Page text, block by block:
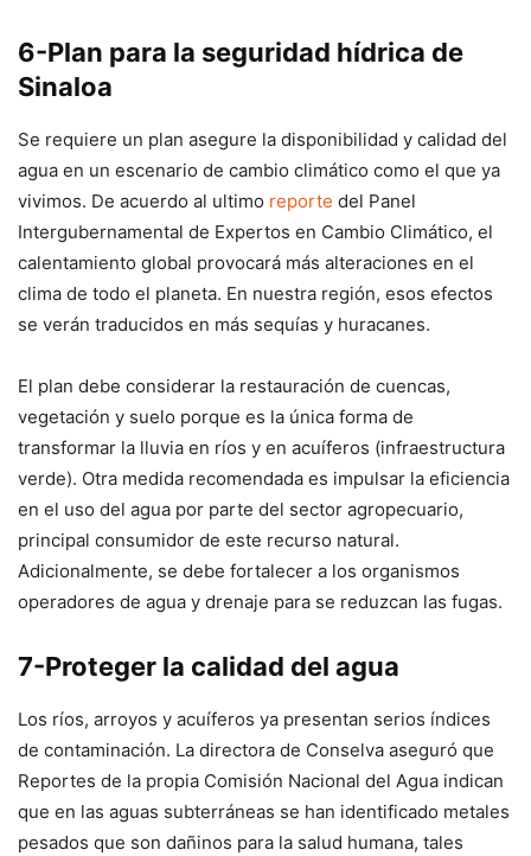
6-Plan para la seguridad hídrica de
Sinaloa
Se requiere un plan asegure la disponibilidad y calidad del
agua en un escenario de cambio climático como el que ya
vivimos. De acuerdo al ultimo reporte del Panel
Intergubernamental de Expertos en Cambio Climático, el
calentamiento global provocará más alteraciones en el
clima de todo el planeta. En nuestra región, esos efectos
se verán traducidos en más sequías y huracanes.
El plan debe considerar la restauración de cuencas,
vegetación y suelo porque es la única forma de
transformar la lluvia en ríos y en acuíferos (infraestructura
verde). Otra medida recomendada es impulsar la eficiencia
en el uso del agua por parte del sector agropecuario,
principal consumidor de este recurso natural.
Adicionalmente, se debe fortalecer a los organismos
operadores de agua y drenaje para se reduzcan las fugas.
7-Proteger la calidad del agua
Los ríos, arroyos y acuíferos ya presentan serios índices
de contaminación. La directora de Conselva aseguró que
Reportes de la propia Comisión Nacional del Agua indican
que en las aguas subterráneas se han identificado metales
pesados que son dañinos para la salud humana, tales